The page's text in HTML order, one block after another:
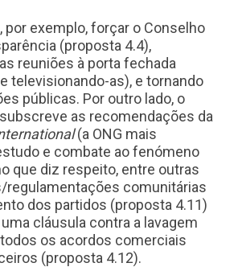
por exemplo, forçar o Conselho
(proposta 4.4),
reuniões à porta fechada
televisionando-as), e tornando
públicas. Por outro lado, o
as recomendações da
(a ONG mais
e combate ao fenómeno
que diz respeito, entre outras
regulamentações comunitárias
dos partidos (proposta 4.11)
cláusula contra a lavagem
os acordos comerciais
(proposta 4.12).